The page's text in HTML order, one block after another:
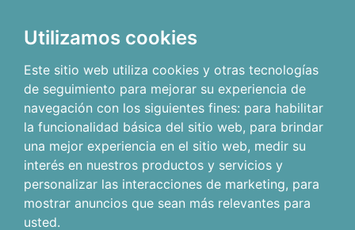
Utilizamos cookies
Este sitio web utiliza cookies y otras tecnologías
de seguimiento para mejorar su experiencia de
navegación con los siguientes fines: para habilitar
la funcionalidad básica del sitio web, para brindar
una mejor experiencia en el sitio web, medir su
interés en nuestros productos y servicios y
personalizar las interacciones de marketing, para
mostrar anuncios que sean más relevantes para
usted.